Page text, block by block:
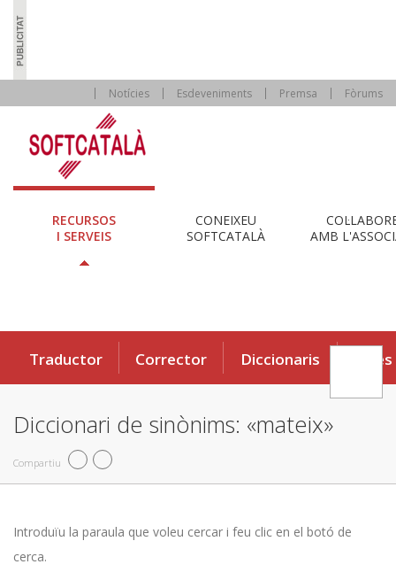
Notícies Esdeveniments Premsa Fòrums
RECURSOS
I SERVEIS
CONEIXEU
SOFTCATALÀ
AMB
Traductor Corrector Diccionaris Eines
Diccionari de sinònims: «mateix»
Compartiu
Introduïu la paraula que voleu cercar i feu clic en el botó de
cerca.